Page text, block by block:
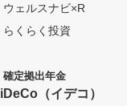
ウェルスナビ×R
らくらく投資
確定拠出年金
iDeCo（イデコ）